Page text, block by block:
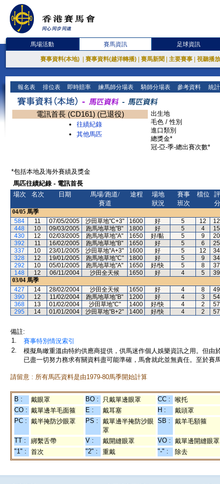
馬場活動 賽馬資訊 足球資訊
賽事資料(本地) 賽事資料(越洋轉播) 賽馬新聞 主要賽事 視聽播
報名表 排位表 即時賠率 練馬師分場表 騎師分場表 參考資料 統
電訊首長 (CD161) (已退役)
往績紀錄
其他馬匹
出生地
毛色 / 性別
進口類別
總獎金*
冠-亞-季-總出賽次數*
*包括本地及海外賽績及獎金
馬匹往績紀錄 - 電訊首長
場次
名次 日期
馬場/跑道/
賽道
途程
場地
狀況
賽事
班次
檔位
評
分
04/05 馬季
584
11 07/05/2005 沙田草地"C+3" 1600 好 5 12
12
448
10 09/03/2005 跑馬地草地"B" 1800 好 5 4
15
430
12 02/03/2005 跑馬地草地"A" 1650 好/黏 5 9
20
392
11 16/02/2005 跑馬地草地"B" 1650 好 5 6
25
337
10 23/01/2005 沙田草地"A+3" 1600 好 5 12
34
328
12 19/01/2005 跑馬地草地"C" 1800 好 5 9
34
292
10 05/01/2005 跑馬地草地"A" 1650 好/快 5 8
37
148
12 06/11/2004 沙田全天候 1650 好 4 5
39
03/04 馬季
427
14 28/02/2004 沙田全天候 1650 好 4 8
49
390
12 11/02/2004 跑馬地草地"B" 1200 好 4 3
54
368
13 01/02/2004 沙田草地"C" 1400 好/快 4 2
57
295
14 01/01/2004 沙田草地"B+2" 1400 好/快 4 2 57
備註:
1.
賽事特別情況索引
2.
模擬鳥瞰重溫由特約供應商提供，供馬迷作個人娛樂資訊之用。但
已盡一切努力務求有關資料盡可能準確，馬會就此並無責任。至於賽
請留意 : 所有馬匹資料是由1979-80馬季開始計算
B : 戴眼罩 BO : 只戴單邊眼罩 CC :
喉托
CO : 戴單邊羊毛面箍 E : 戴耳塞 H :
戴頭罩
PC : 戴半掩防沙眼罩 PS :
戴單邊半掩防沙眼
罩
SB : 戴羊毛額箍
TT : 綁繫舌帶 V : 戴開縫眼罩 VO : 戴單邊開縫眼罩
"1" :
首次 "2" : 重戴 "-" : 除去